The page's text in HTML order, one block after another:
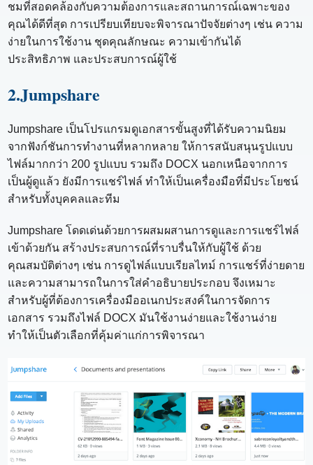
ชมที่สอดคล้องกับความต้องการและสถานการณ์เฉพาะของ
คุณได้ดีที่สุด การเปรียบเทียบจะพิจารณาปัจจัยต่างๆ เช่น ความ
ง่ายในการใช้งาน ชุดคุณลักษณะ ความเข้ากันได้
ประสิทธิภาพ และประสบการณ์ผู้ใช้
2.Jumpshare
Jumpshare เป็นโปรแกรมดูเอกสารขั้นสูงที่ได้รับความนิยม
จากฟังก์ชันการทำงานที่หลากหลาย ให้การสนับสนุนรูปแบบ
ไฟล์มากกว่า 200 รูปแบบ รวมถึง DOCX นอกเหนือจากการ
เป็นผู้ดูแล้ว ยังมีการแชร์ไฟล์ ทำให้เป็นเครื่องมือที่มีประโยชน์
สำหรับทั้งบุคคลและทีม
Jumpshare โดดเด่นด้วยการผสมผสานการดูและการแชร์ไฟล์
เข้าด้วยกัน สร้างประสบการณ์ที่ราบรื่นให้กับผู้ใช้ ด้วย
คุณสมบัติต่างๆ เช่น การดูไฟล์แบบเรียลไทม์ การแชร์ที่ง่ายดาย
และความสามารถในการใส่คำอธิบายประกอบ จึงเหมาะ
สำหรับผู้ที่ต้องการเครื่องมืออเนกประสงค์ในการจัดการ
เอกสาร รวมถึงไฟล์ DOCX มันใช้งานง่ายและใช้งานง่าย
ทำให้เป็นตัวเลือกที่คุ้มค่าแก่การพิจารณา